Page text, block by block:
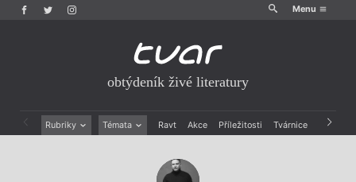
Menu
obtýdeník živé literatury
Rubriky Témata Ravt Akce Příležitosti Tvárnice Archiv